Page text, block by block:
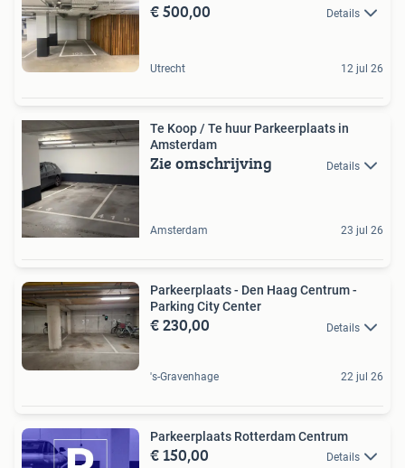
€ 500,00 Details
Utrecht 12 jul 26
Te Koop / Te huur Parkeerplaats in
Amsterdam
Zie omschrijving Details
Amsterdam 23 jul 26
Parkeerplaats - Den Haag Centrum -
Parking City Center
€ 230,00 Details
's-Gravenhage 22 jul 26
Parkeerplaats Rotterdam Centrum
€ 150,00 Details